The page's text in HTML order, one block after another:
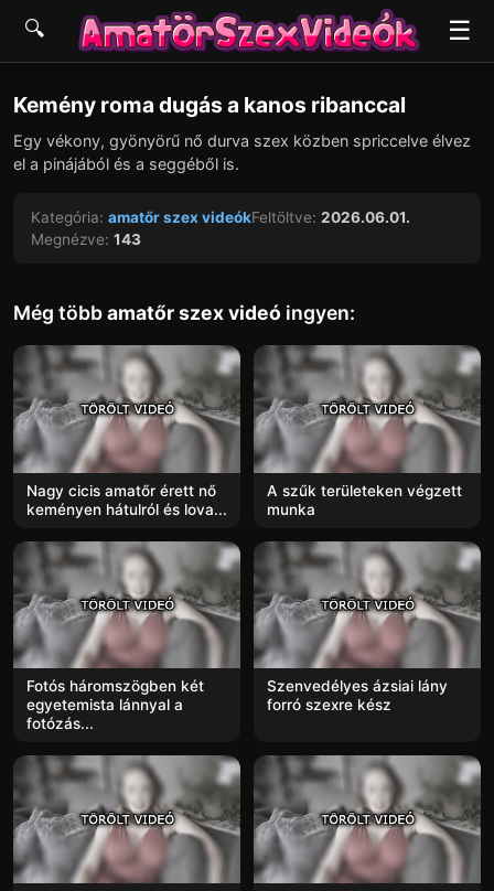
☰
🔍
▶
Kemény roma dugás a kanos ribanccal
Egy vékony, gyönyörű nő durva szex közben spriccelve élvez
el a pinájából és a seggéből is.
Kategória: amatőr szex videókFeltöltve: 2026.06.01.
Megnézve: 143
Még többamatőr szex videó ingyen:
Nagy cicis amatőr érett nő
keményen hátulról és lova...
A szűk területeken végzett
munka
Fotós háromszögben két
egyetemista lánnyal a
fotózás...
Szenvedélyes ázsiai lány
forró szexre kész